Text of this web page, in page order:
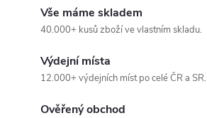
Vše máme skladem
40.000+ kusů zboží ve vlastním skladu.
Výdejní místa
12.000+ výdejních míst po celé ČR a SR.
Ověřený obchod